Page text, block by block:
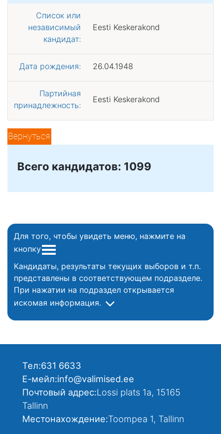
Список или
независимый
кандидат:
Eesti Keskerakond
Дата рождения: 26.04.1948
Партийная
принадлежность:
Eesti Keskerakond
Вернуться
Всего кандидатов: 1099
Для того, чтобы увидеть меню, нажмите на
кнопку
Кандидаты, результаты текущих выборов и т.п.
представлены в соответствующем подразделе.
При нажатии на подраздел открывается
искомая информация.
Тел:631 6633
Е-мейл:info@valimised.ee
Почтовый адрес:Lossi plats 1a, 15165
Tallinn
Местонахождение:Toompea 1, Tallinn